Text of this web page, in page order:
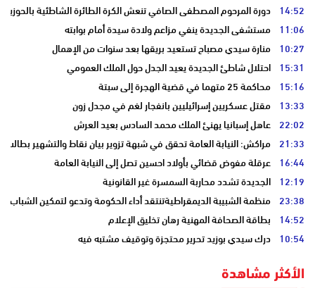
14:52 دورة المرحوم المصطفى الصافي تنعش الكرة الطائرة الشاطئية بالحوزية
11:06 مستشفى الجديدة ينفي مزاعم ولادة سيدة أمام بوابته
10:27 منارة سيدي مصباح تستعيد بريقها بعد سنوات من الإهمال
15:31 احتلال شاطئ الجديدة يعيد الجدل حول الملك العمومي
15:16 محاكمة 25 متهما في قضية الهجرة إلى سبتة
13:33 مقتل عسكريين إسرائيليين بانفجار لغم في مجدل زون
22:02 عاهل إسبانيا يهنئ الملك محمد السادس بعيد العرش
21:33 مراكش: النيابة العامة تحقق في شبهة تزوير بيان نقاط والتشهير بطالب
16:44 عرقلة مفوض قضائي بأولاد احسين تصل إلى النيابة العامة
12:19 الجديدة تشدد محاربة السمسرة غير القانونية
23:38 منظمة الشبيبة الديمقراطيةتنتقد أداء الحكومة وتدعو لتمكين الشباب
14:52 بطاقة الصحافة المهنية رهان تخليق الإعلام
10:54 درك سيدي بوزيد تحرير محتجزة وتوقيف مشتبه فيه
الأكثر مشاهدة